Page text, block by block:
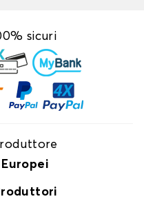
sicuri
Europei